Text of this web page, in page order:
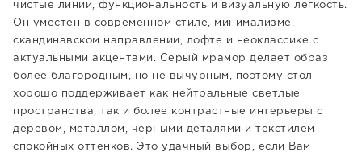
чистые линии, функциональность и визуальную легкость.
Он уместен в современном стиле, минимализме,
скандинавском направлении, лофте и неоклассике с
актуальными акцентами. Серый мрамор делает образ
более благородным, но не вычурным, поэтому стол
хорошо поддерживает как нейтральные светлые
пространства, так и более контрастные интерьеры с
деревом, металлом, черными деталями и текстилем
спокойных оттенков. Это удачный выбор, если Вам